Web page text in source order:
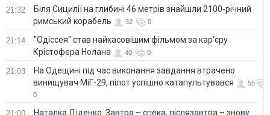
21:32
Біля Сицилії на глибині 46 метрів знайшли 2100-річний
римський корабель
32 0
21:14
"Одіссея" став найкасовішим фільмом за кар'єру
Крістофера Нолана
40 0
21:03
На Одещині під час виконання завдання втрачено
винищувач МіГ-29, пілот успішно катапультувався
55
0
Наталка Діденко: Завтра – спека, післязавтра – знову